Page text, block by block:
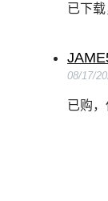
已下载
08/17/
已购